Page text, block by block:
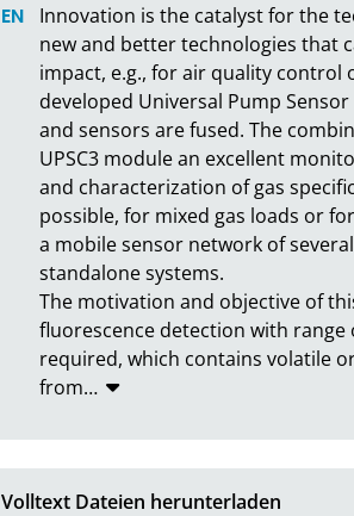
Innovation is the catalyst for the
new and better technologies that
impact, e.g., for air quality control
developed Universal Pump
and sensors are fused. The
UPSC3 module an excellent
and characterization of gas
possible, for mixed gas loads or
a mobile sensor network of
standalone systems.
The motivation and objective of
fluorescence detection with range
required, which contains volatile
from…
Volltext Dateien herunterladen